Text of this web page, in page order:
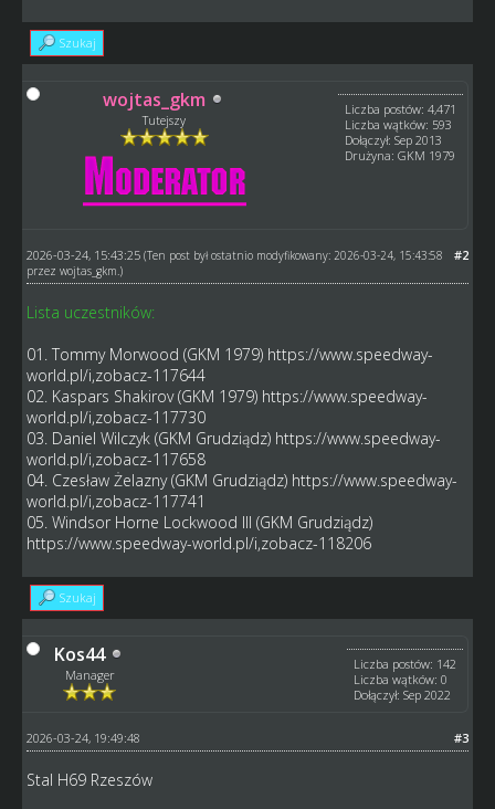
Szukaj
wojtas_gkm
Tutejszy
Liczba postów: 4,471
Liczba wątków: 593
Dołączył: Sep 2013
Drużyna: GKM 1979
#2
2026-03-24, 15:43:25 (Ten post był ostatnio modyfikowany: 2026-03-24, 15:43:58
przez wojtas_gkm .)
Lista uczestników:
01. Tommy Morwood (GKM 1979) https://www.speedway-
world.pl/i,zobacz-117644
02. Kaspars Shakirov (GKM 1979) https://www.speedway-
world.pl/i,zobacz-117730
03. Daniel Wilczyk (GKM Grudziądz) https://www.speedway-
world.pl/i,zobacz-117658
04. Czesław Żelazny (GKM Grudziądz) https://www.speedway-
world.pl/i,zobacz-117741
05. Windsor Horne Lockwood III (GKM Grudziądz)
https://www.speedway-world.pl/i,zobacz-118206
Szukaj
Kos44
Manager
Liczba postów: 142
Liczba wątków: 0
Dołączył: Sep 2022
#3
2026-03-24, 19:49:48
Stal H69 Rzeszów